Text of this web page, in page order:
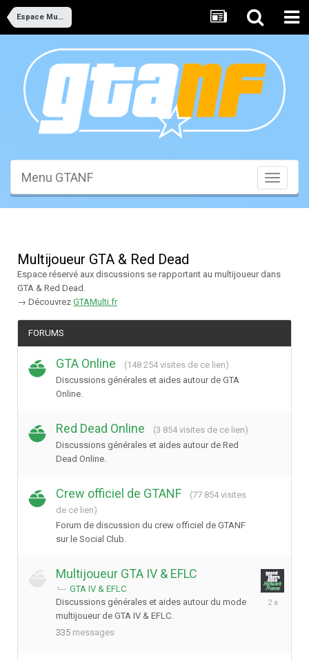
Espace Multijoueur
Toggle
Menu GTANF
Multijoueur GTA & Red Dead
Espace réservé aux discussions se rapportant au multijoueur dans
GTA & Red Dead.
→ Découvrez GTAMulti.fr
FORUMS
GTA Online
(148 254 visites de ce lien)
Discussions générales et aides autour de GTA
Online.
Red Dead Online
(3 854 visites de ce lien)
Discussions générales et aides autour de Red
Dead Online.
Crew officiel de GTANF
(77 854 visites
de ce lien)
Forum de discussion du crew officiel de GTANF
sur le Social Club.
Multijoueur GTA IV & EFLC
GTA IV & EFLC
Discussions générales et aides autour du mode
multijoueur de GTA IV & EFLC.
335 messages